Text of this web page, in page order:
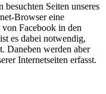
Seiten unseres
Browser eine
Facebook in den
es dabei notwendig,
Daneben werden aber
Internetseiten erfasst.